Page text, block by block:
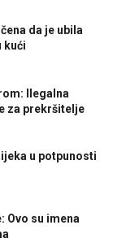
da je ubila
kući
Ilegalna
za prekršitelje
u potpunosti
Ovo su imena